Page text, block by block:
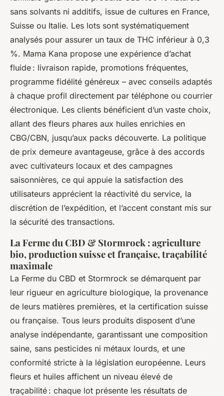
sans solvants ni additifs, issue de cultures en France,
Suisse ou Italie. Les lots sont systématiquement
analysés pour assurer un taux de THC inférieur à 0,3
%. Mama Kana propose une expérience d’achat
fluide : livraison rapide, promotions fréquentes,
programme fidélité généreux – avec conseils adaptés
à chaque profil directement par téléphone ou courrier
électronique. Les clients bénéficient d’un vaste choix,
allant des fleurs phares aux huiles enrichies en
CBG/CBN, jusqu’aux packs découverte. La politique
de prix demeure avantageuse, grâce à des accords
avec cultivateurs locaux et des campagnes
saisonnières, ce qui appuie la satisfaction des
utilisateurs apprécient la réactivité du service, la
discrétion de l’expédition, et l’accent constant mis sur
la sécurité des transactions.
La Ferme du CBD & Stormrock : agriculture
bio, production suisse et française, traçabilité
maximale
La Ferme du CBD et Stormrock se démarquent par
leur rigueur en agriculture biologique, la provenance
de leurs matières premières, et la certification suisse
ou française. Tous leurs produits disposent d’une
analyse indépendante, garantissant une composition
saine, sans pesticides ni métaux lourds, et une
conformité stricte à la législation européenne. Leurs
fleurs et huiles affichent un niveau élevé de
traçabilité : chaque lot présente les résultats de